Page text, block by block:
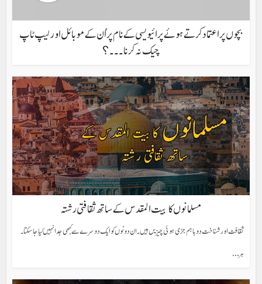
بچوں پر اعتماد کرتے ہوئے پرائیویسی کے نام پر اُن کے موبائل اورلیپ ٹاپ
چیک نہ کرنا۔۔۔؟
مسلمانوں کا بیت المقدس کے ساتھ ثقافتی رشتہ
ثقافت اور شناخت دو باہم جڑی ہوئی چیزیں ہیں۔ان دونوں کو ایک دوسرے سے کبھی جدا نہیں کیا جاسکتا ۔
ہر...